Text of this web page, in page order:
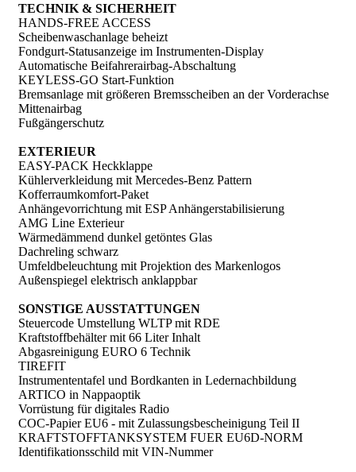
TECHNIK & SICHERHEIT
HANDS-FREE ACCESS
Scheibenwaschanlage beheizt
Fondgurt-Statusanzeige im Instrumenten-Display
Automatische Beifahrerairbag-Abschaltung
KEYLESS-GO Start-Funktion
Bremsanlage mit größeren Bremsscheiben an der Vorderachse
Mittenairbag
Fußgängerschutz
EXTERIEUR
EASY-PACK Heckklappe
Kühlerverkleidung mit Mercedes-Benz Pattern
Kofferraumkomfort-Paket
Anhängevorrichtung mit ESP Anhängerstabilisierung
AMG Line Exterieur
Wärmedämmend dunkel getöntes Glas
Dachreling schwarz
Umfeldbeleuchtung mit Projektion des Markenlogos
Außenspiegel elektrisch anklappbar
SONSTIGE AUSSTATTUNGEN
Steuercode Umstellung WLTP mit RDE
Kraftstoffbehälter mit 66 Liter Inhalt
Abgasreinigung EURO 6 Technik
TIREFIT
Instrumententafel und Bordkanten in Ledernachbildung
ARTICO in Nappaoptik
Vorrüstung für digitales Radio
COC-Papier EU6 - mit Zulassungsbescheinigung Teil II
KRAFTSTOFFTANKSYSTEM FUER EU6D-NORM
Identifikationsschild mit VIN-Nummer